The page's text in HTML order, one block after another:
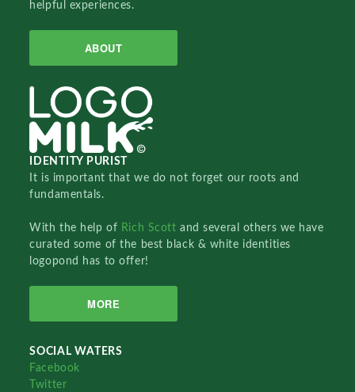
helpful experiences.
ABOUT
IDENTITY PURIST
It is important that we do not forget our roots and
fundamentals.
With the help of Rich Scottand several others we have
curated some of the best black & white identities
logopond has to offer!
MORE
SOCIAL WATERS
Facebook
Twitter